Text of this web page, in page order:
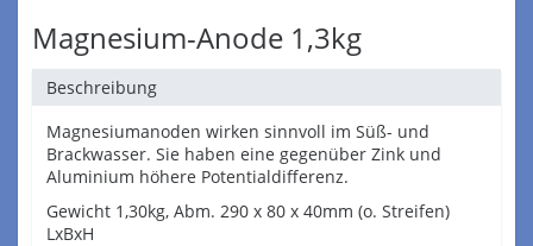
Magnesium-Anode 1,3kg
Beschreibung
Magnesiumanoden wirken sinnvoll im Süß- und
Brackwasser. Sie haben eine gegenüber Zink und
Aluminium höhere Potentialdifferenz.
Gewicht 1,30kg, Abm. 290 x 80 x 40mm (o. Streifen)
LxBxH